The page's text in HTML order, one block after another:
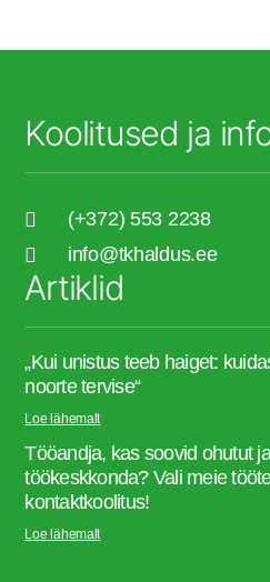
Artiklid
„Kui unistus teeb haiget:
noorte tervise“
Loe lähemalt
Tööandja, kas soovid ohutut
töökeskkonda? Vali meie
kontaktkoolitus!
Loe lähemalt
Koolitused ja
(+372) 553 2238
info@tkhaldus.ee